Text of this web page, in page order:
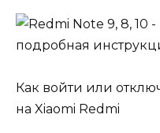
Как войти или
на Xiaomi Redmi